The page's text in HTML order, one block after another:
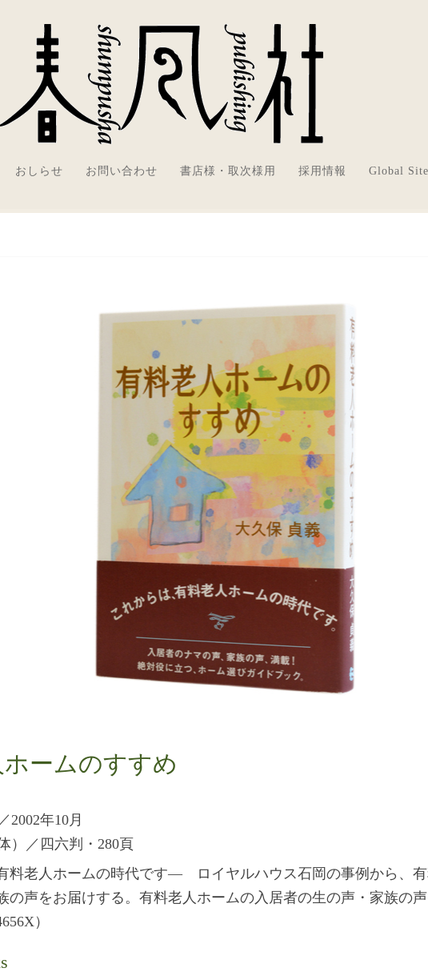
おしらせ お問い合わせ 書店様・取次様用 採用情報 Global Site
ームのすすめ
2002年10月
）／四六判・280頁
料老人ホームの時代です― ロイヤルハウス石岡の事例から、
の声をお届けする。有料老人ホームの入居者の生の声・家族の声
）